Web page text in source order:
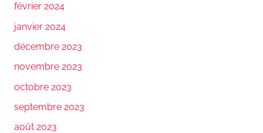
février 2024
janvier 2024
décembre 2023
novembre 2023
octobre 2023
septembre 2023
août 2023